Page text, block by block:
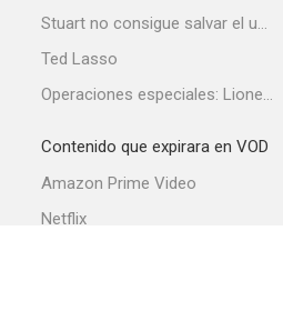
Stuart no consigue salvar el universo
Ted Lasso
Operaciones especiales: Lioness
Contenido que expirara en VOD
Amazon Prime Video
Netflix